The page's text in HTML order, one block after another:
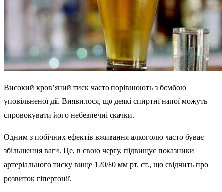
Високий кров’яний тиск часто порівнюють з бомбою
уповільненої дії. Виявилося, що деякі спиртні напої можуть
спровокувати його небезпечні скачки.
Одним з побічних ефектів вживання алкоголю часто буває
збільшення ваги. Це, в свою чергу, підвищує показники
артеріального тиску вище 120/80 мм рт. ст., що свідчить про
розвиток гіпертонії.